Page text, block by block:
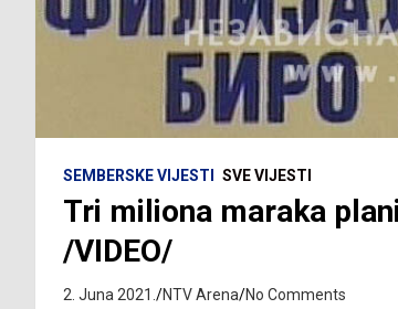
SEMBERSKE VIJESTI SVE VIJESTI
Tri miliona maraka
/VIDEO/
2. Juna 2021. NTV Arena No Comments